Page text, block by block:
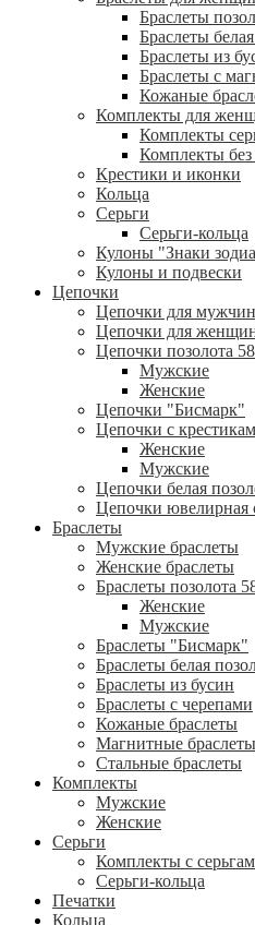
Браслеты
Браслеты
Браслеты из
Браслеты с
Кожаные
Комплекты для
Комплекты
Комплекты
Крестики и иконки
Кольца
Серьги
Серьги-кольца
Кулоны "Знаки
Кулоны и подвески
Цепочки
Цепочки для мужчин
Цепочки для
Цепочки позолота
Мужские
Женские
Цепочки "Бисмарк"
Цепочки с
Женские
Мужские
Цепочки белая
Цепочки ювелирная
Браслеты
Мужские браслеты
Женские браслеты
Браслеты позолота
Женские
Мужские
Браслеты "Бисмарк"
Браслеты белая
Браслеты из бусин
Браслеты с черепами
Кожаные браслеты
Магнитные браслеты
Стальные браслеты
Комплекты
Мужские
Женские
Серьги
Комплекты с
Серьги-кольца
Печатки
Кольца